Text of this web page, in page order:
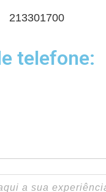
213301700
telefone: